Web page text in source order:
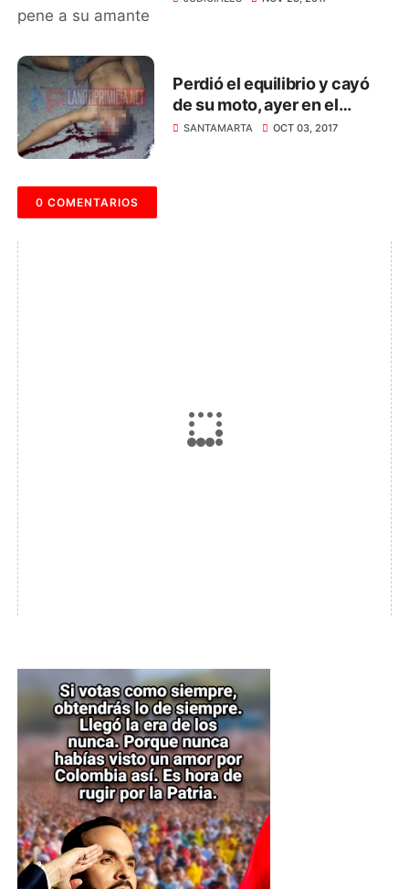
Perdió el equilibrio y cayó
de su moto, ayer en el
puente del barrio ‘El Yucal’
SANTAMARTA OCT 03, 2017
0 COMENTARIOS